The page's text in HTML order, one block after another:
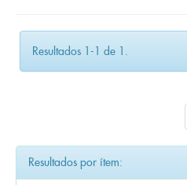
Resultados 1-1 de 1.
Resultados por ítem: